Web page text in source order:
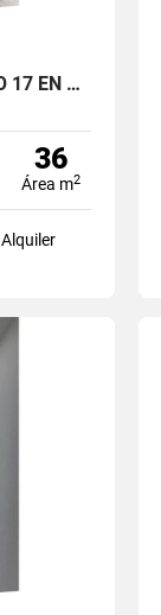
SE ARRIENDA APARTAMENTO PISO 17 EN PRIMAVERA 6-39 PUENTE ARANDA
36
Área m2
Alquiler